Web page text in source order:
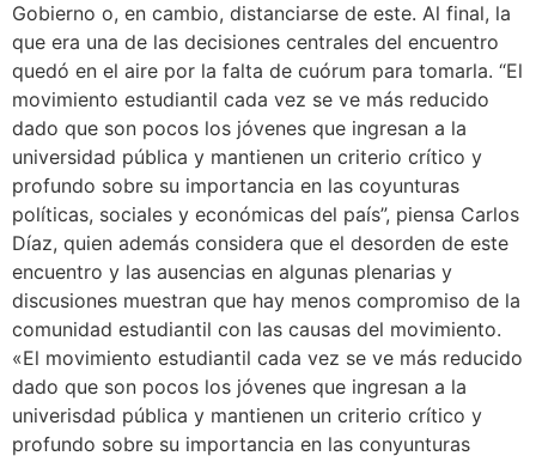
Gobierno o, en cambio, distanciarse de este. Al final, la
que era una de las decisiones centrales del encuentro
quedó en el aire por la falta de cuórum para tomarla. “El
movimiento estudiantil cada vez se ve más reducido
dado que son pocos los jóvenes que ingresan a la
universidad pública y mantienen un criterio crítico y
profundo sobre su importancia en las coyunturas
políticas, sociales y económicas del país”, piensa Carlos
Díaz, quien además considera que el desorden de este
encuentro y las ausencias en algunas plenarias y
discusiones muestran que hay menos compromiso de la
comunidad estudiantil con las causas del movimiento.
«El movimiento estudiantil cada vez se ve más reducido
dado que son pocos los jóvenes que ingresan a la
univerisdad pública y mantienen un criterio crítico y
profundo sobre su importancia en las conyunturas